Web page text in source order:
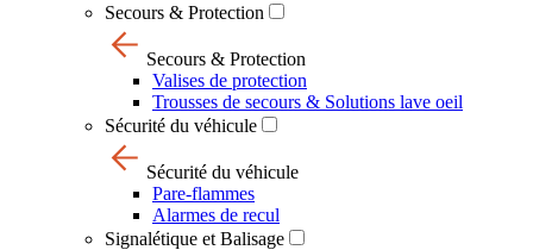
Secours & Protection
Secours & Protection
Valises de protection
Trousses de secours & Solutions lave oeil
Sécurité du véhicule
Sécurité du véhicule
Pare-flammes
Alarmes de recul
Signalétique et Balisage